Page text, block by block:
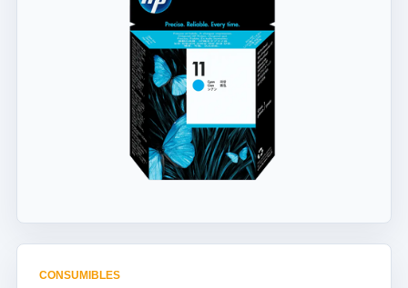
CONSUMIBLES